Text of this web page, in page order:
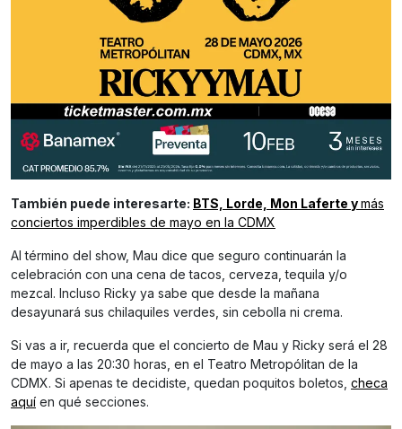
También puede interesarte: BTS, Lorde, Mon Laferte ymás
conciertos imperdibles de mayo en la CDMX
Al término del show, Mau dice que seguro continuarán la
celebración con una cena de tacos, cerveza, tequila y/o
mezcal. Incluso Ricky ya sabe que desde la mañana
desayunará sus chilaquiles verdes, sin cebolla ni crema.
Si vas a ir, recuerda que el concierto de Mau y Ricky será el 28
de mayo a las 20:30 horas, en el Teatro Metropólitan de la
CDMX. Si apenas te decidiste, quedan poquitos boletos, checa
aquí en qué secciones.